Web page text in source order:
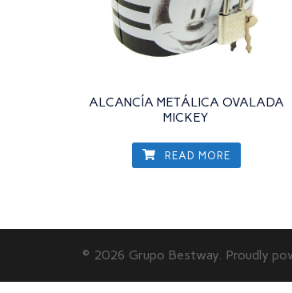
ALCANCÍA METÁLICA OVALADA
MICKEY
READ MORE
© 2026 Grupo Bestway. Proudly